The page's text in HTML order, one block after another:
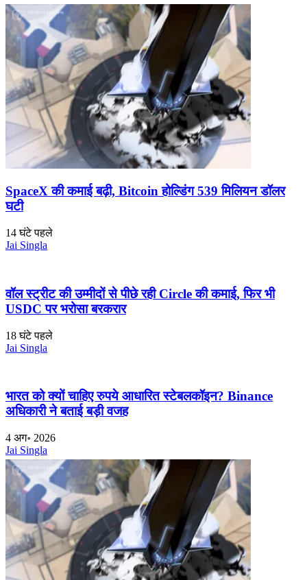
SpaceX की कमाई बढ़ी, Bitcoin होल्डिंग 539 मिलियन डॉलर
घटी
14 घंटे पहले
Jai Singla
वॉल स्ट्रीट की उम्मीदों से पीछे रही Circle की कमाई, फिर भी
USDC पर भरोसा बरकरार
18 घंटे पहले
Jai Singla
भारत को क्यों चाहिए रुपये आधारित स्टेबलकॉइन? Binance
अधिकारी ने बताई बड़ी वजह
4 अग॰ 2026
Jai Singla